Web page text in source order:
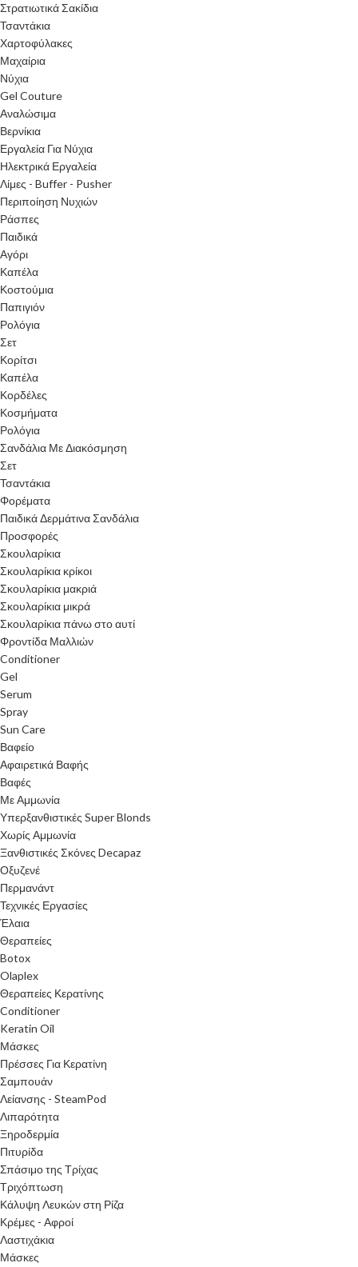
Στρατιωτικά Σακίδια
Τσαντάκια
Χαρτοφύλακες
Μαχαίρια
Νύχια
Gel Couture
Αναλώσιμα
Βερνίκια
Εργαλεία Για Νύχια
Ηλεκτρικά Εργαλεία
Λίμες - Buffer - Pusher
Περιποίηση Νυχιών
Ράσπες
Παιδικά
Αγόρι
Καπέλα
Κοστούμια
Παπιγιόν
Ρολόγια
Σετ
Κορίτσι
Καπέλα
Κορδέλες
Κοσμήματα
Ρολόγια
Σανδάλια Με Διακόσμηση
Σετ
Τσαντάκια
Φορέματα
Παιδικά Δερμάτινα Σανδάλια
Προσφορές
Σκουλαρίκια
Σκουλαρίκια κρίκοι
Σκουλαρίκια μακριά
Σκουλαρίκια μικρά
Σκουλαρίκια πάνω στο αυτί
Φροντίδα Μαλλιών
Conditioner
Gel
Serum
Spray
Sun Care
Βαφείο
Αφαιρετικά Βαφής
Βαφές
Με Αμμωνία
Υπερξανθιστικές Super Blonds
Χωρίς Αμμωνία
Ξανθιστικές Σκόνες Decapaz
Οξυζενέ
Περμανάντ
Τεχνικές Εργασίες
Έλαια
Θεραπείες
Botox
Olaplex
Θεραπείες Κερατίνης
Conditioner
Keratin Oil
Μάσκες
Πρέσσες Για Κερατίνη
Σαμπουάν
Λείανσης - SteamPod
Λιπαρότητα
Ξηροδερμία
Πιτυρίδα
Σπάσιμο της Τρίχας
Τριχόπτωση
Κάλυψη Λευκών στη Ρίζα
Κρέμες - Αφροί
Λαστιχάκια
Μάσκες